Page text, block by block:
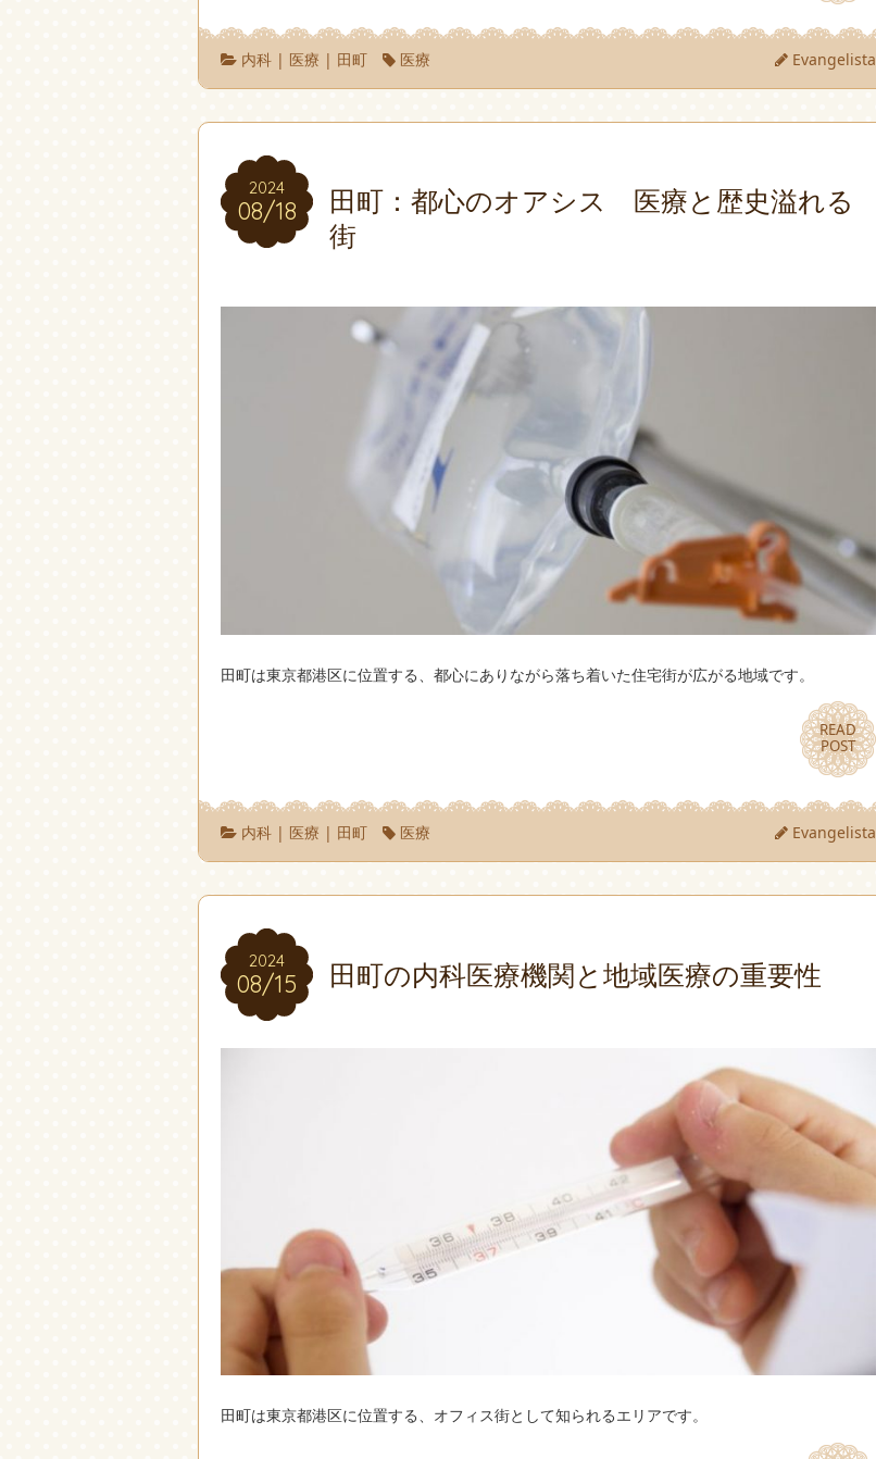
内科 | 医療 | 田町 医療 Evangelista
2024
08/18
2024
08/18
田町：都心のオアシス 医療と歴史溢れる
街
田町は東京都港区に位置する、都心にありながら落ち着いた住宅街が広がる地域です。
READ
POST
READ
POST
内科 | 医療 | 田町 医療 Evangelista
2024
08/15
2024
08/15 田町の内科医療機関と地域医療の重要性
田町は東京都港区に位置する、オフィス街として知られるエリアです。